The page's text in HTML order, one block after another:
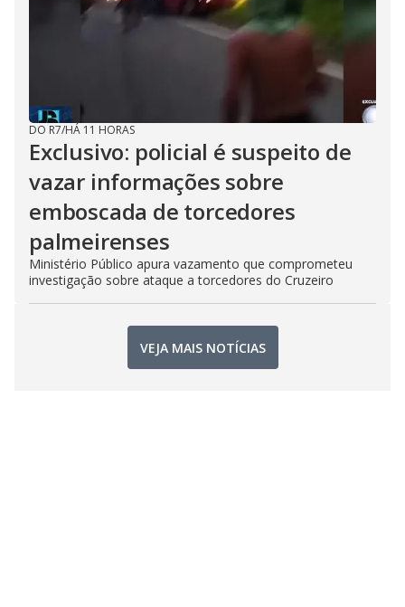
DO R7/HÁ 11 HORAS
Exclusivo: policial é suspeito de
vazar informações sobre
emboscada de torcedores
palmeirenses
Ministério Público apura vazamento que comprometeu
investigação sobre ataque a torcedores do Cruzeiro
VEJA MAIS NOTÍCIAS